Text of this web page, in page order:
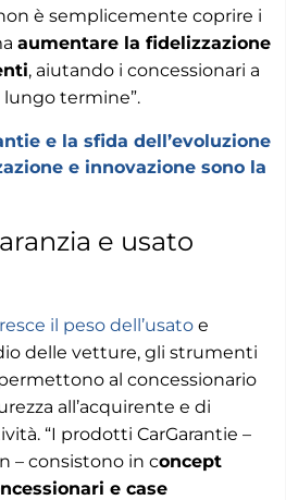
è semplicemente coprire i
aumentare la fidelizzazione
, aiutando i concessionari a
lungo termine”.
e la sfida dell’evoluzione
e innovazione sono la
e usato
il peso dell’usato e
delle vetture, gli strumenti
al concessionario
all’acquirente e di
“I prodotti CarGarantie –
– consistono in concept
e case